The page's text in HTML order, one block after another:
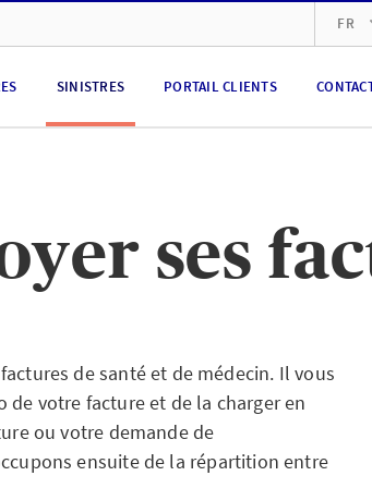
FR
SINISTRES PORTAIL CLIENTS
ses
de santé et de médecin. Il vous
de votre facture et de la charger en
ou votre demande de
ensuite de la répartition entre